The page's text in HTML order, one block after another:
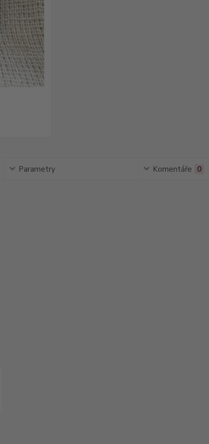
Parametry Komentáře 0